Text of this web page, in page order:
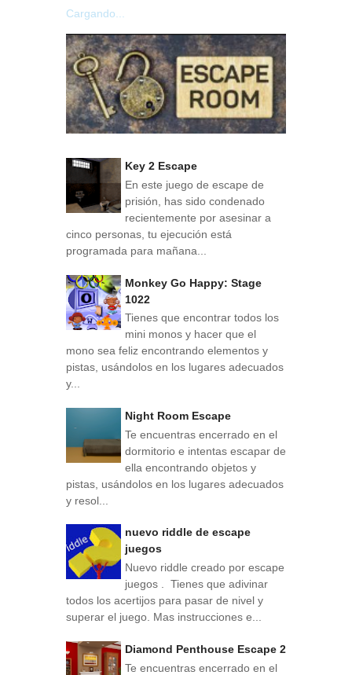
Cargando...
Key 2 Escape
En este juego de escape de
prisión, has sido condenado
recientemente por asesinar a
cinco personas, tu ejecución está
programada para mañana...
Monkey Go Happy: Stage
1022
Tienes que encontrar todos los
mini monos y hacer que el
mono sea feliz encontrando elementos y
pistas, usándolos en los lugares adecuados
y...
Night Room Escape
Te encuentras encerrado en el
dormitorio e intentas escapar de
ella encontrando objetos y
pistas, usándolos en los lugares adecuados
y resol...
nuevo riddle de escape
juegos
Nuevo riddle creado por escape
juegos . Tienes que adivinar
todos los acertijos para pasar de nivel y
superar el juego. Mas instrucciones e...
Diamond Penthouse Escape 2
Te encuentras encerrado en el